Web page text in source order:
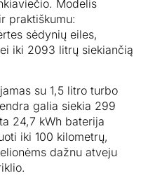
Modelis
praktiškumu:
sėdynių eiles,
iki 2093 litrų siekiančią
su 1,5 litro turbo
galia siekia 299
24,7 kWh baterija
iki 100 kilometrų,
dažnu atveju